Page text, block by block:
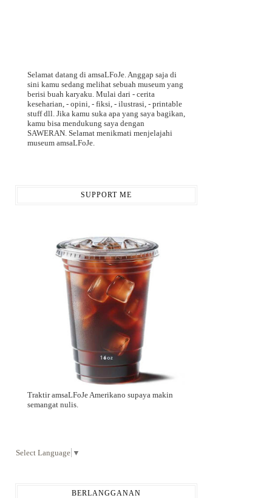
Selamat datang di amsaLFoJe. Anggap saja di
sini kamu sedang melihat sebuah museum yang
berisi buah karyaku. Mulai dari - cerita
keseharian, - opini, - fiksi, - ilustrasi, - printable
stuff dll. Jika kamu suka apa yang saya bagikan,
kamu bisa mendukung saya dengan
SAWERAN. Selamat menikmati menjelajahi
museum amsaLFoJe.
SUPPORT ME
Traktir amsaLFoJe Amerikano supaya makin
semangat nulis.
Select Language ▼
BERLANGGANAN